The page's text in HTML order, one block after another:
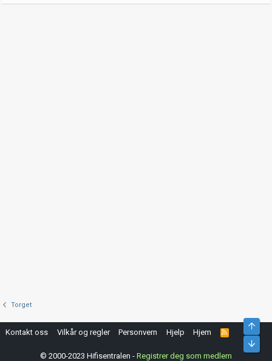
Torget
Kontakt oss Vilkår og regler Personvern Hjelp Hjem
R
© 2000-2023 Hifisentralen - Registrer deg som medlem
Topp
Bunn